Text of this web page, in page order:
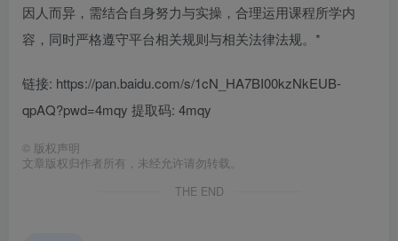
因人而异，需结合自身努力与实操，合理运用课程所学内
容，同时严格遵守平台相关规则与相关法律法规。*
链接: https://pan.baidu.com/s/1cN_HA7BI00kzNkEUB-
qpAQ?pwd=4mqy 提取码: 4mqy
© 版权声明
文章版权归作者所有，未经允许请勿转载。
THE END